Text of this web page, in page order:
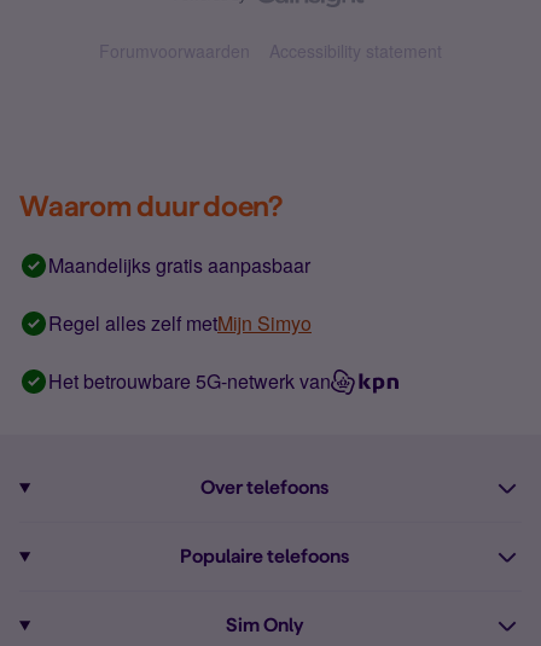
Forumvoorwaarden Accessibility statement
Waarom duur doen?
Maandelijks gratis aanpasbaar
Regel alles zelf metMijn Simyo
Het betrouwbare 5G-netwerk van
Over telefoons
Alle telefoons
Populaire telefoons
Sim Only